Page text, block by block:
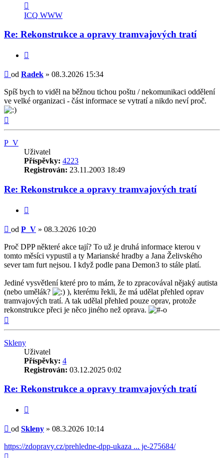
uživatele
Radek
ICQ WWW
Re: Rekonstrukce a opravy tramvajových tratí
Příspěvek
od Radek » 08.3.2026 15:34
Spíš bych to viděl na běžnou tichou poštu / nekomunikaci oddělení
ve velké organizaci - část informace se vytratí a nikdo neví proč.
P_V
Uživatel
Příspěvky: 4223
Registrován: 23.11.2003 18:49
Re: Rekonstrukce a opravy tramvajových tratí
Příspěvek
od P_V » 08.3.2026 10:20
Proč DPP některé akce tají? To už je druhá informace kterou v
tomto měsíci vypustil a ty Marianské hradby a Jana Želivského
sever tam furt nejsou. I když podle pana Demon3 to stále platí.
Jediné vysvětlení které pro to mám, že to zpracovával nějaký autista
(nebo umělák?
), kterému řekli, že má udělat přehled oprav
tramvajových tratí. A tak udělal přehled pouze oprav, protože
rekonstrukce přeci je něco jiného než oprava.
Skleny
Uživatel
Příspěvky: 4
Registrován: 03.12.2025 0:02
Re: Rekonstrukce a opravy tramvajových tratí
Příspěvek
od Skleny » 08.3.2026 10:14
https://zdopravy.cz/prehledne-dpp-ukaza ... je-275684/